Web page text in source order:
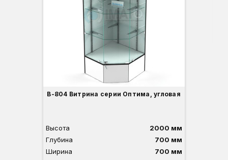
В-804 Витрина серии Оптима, угловая
Высота
2000 мм
Глубина
700 мм
Ширина
700 мм